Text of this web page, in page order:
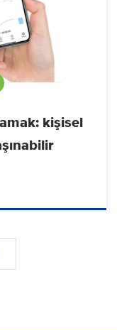
kişisel